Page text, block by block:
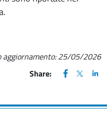
aggiornamento:25/05/2026
Share:
FACEBOOK
(apre una
X
(apre